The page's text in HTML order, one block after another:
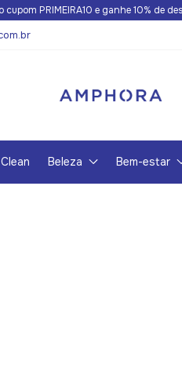
cupom PRIMEIRA10 e ganhe 10% de
Beleza Bem-estar